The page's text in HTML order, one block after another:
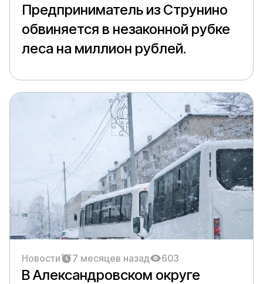
Предприниматель из Струнино
обвиняется в незаконной рубке
леса на миллион рублей.
Новости 7 месяцев назад 603
В Александровском округе